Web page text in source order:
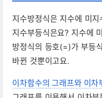
지수방정식은 지수에 미
지수부등식은요? 지수에
방정식의 등호(=)가 부등
바뀐 것뿐이고요.
이차함수의 그래프와 이차